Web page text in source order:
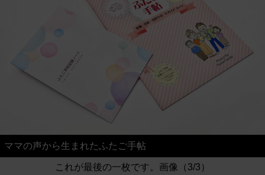
ママの声から生まれたふたご手帖
これが最後の一枚です。画像（3/3）